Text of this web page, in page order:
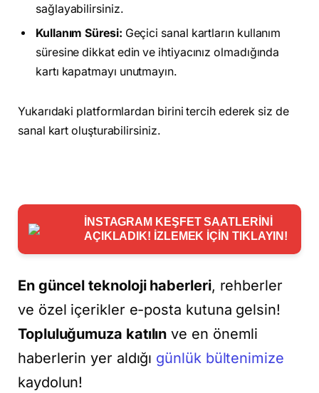
sağlayabilirsiniz.
Kullanım Süresi: Geçici sanal kartların kullanım
süresine dikkat edin ve ihtiyacınız olmadığında
kartı kapatmayı unutmayın.
Yukarıdaki platformlardan birini tercih ederek siz de
sanal kart oluşturabilirsiniz.
İNSTAGRAM KEŞFET SAATLERİNİ
AÇIKLADIK! İZLEMEK İÇİN TIKLAYIN!
En güncel teknoloji haberleri, rehberler
ve özel içerikler e-posta kutuna gelsin!
Topluluğumuza katılın ve en önemli
haberlerin yer aldığı günlük bültenimize
kaydolun!